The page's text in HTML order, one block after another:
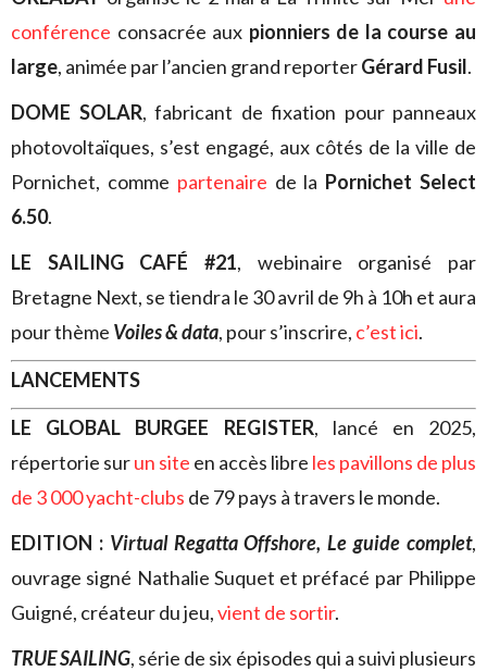
conférence consacrée aux pionniers de la course au
large, animée par l’ancien grand reporterGérard Fusil.
DOME SOLAR, fabricant de fixation pour panneaux
photovoltaïques, s’est engagé, aux côtés de la ville de
Pornichet, comme partenaire de la Pornichet Select
6.50.
LE SAILING CAFÉ #21, webinaire organisé par
Bretagne Next, se tiendra le 30 avril de 9h à 10h et aura
pour thème Voiles & data, pour s’inscrire, c’est ici.
LANCEMENTS
LE GLOBAL BURGEE REGISTER, lancé en 2025,
répertorie surun site en accès libre les pavillons de plus
de 3 000 yacht-clubs de 79 pays à travers le monde.
EDITION : Virtual Regatta Offshore, Le guide complet,
ouvrage signé Nathalie Suquet et préfacé par Philippe
Guigné, créateur du jeu,vient de sortir.
TRUE SAILING, série de six épisodes qui a suivi plusieurs